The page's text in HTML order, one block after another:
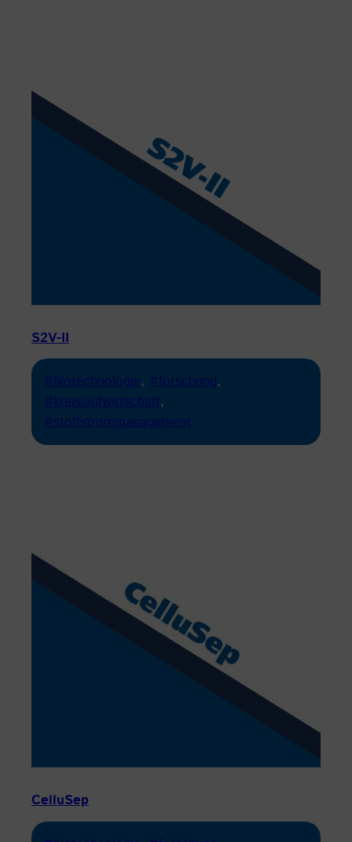
S2V-II
#biotechnologie, #forschung
#kreislaufwirtschaft
#stoffstrommanagement
CelluSep